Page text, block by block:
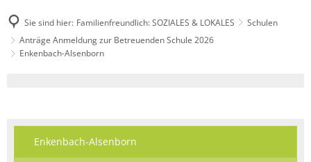
Sie sind hier: Familienfreundlich: SOZIALES & LOKALES
Schulen
Anträge Anmeldung zur Betreuenden Schule 2026
Enkenbach-Alsenborn
Enkenbach-Alsenborn